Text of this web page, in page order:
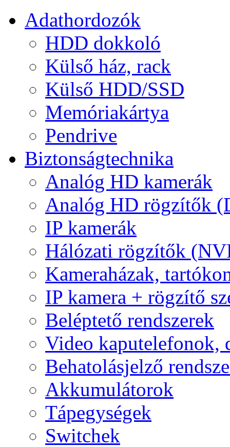
Adathordozók
HDD dokkoló
Külső ház, rack
Külső HDD/SSD
Memóriakártya
Pendrive
Biztonságtechnika
Analóg HD kamerák
Analóg HD rögzítők
IP kamerák
Hálózati rögzítők
Kameraházak,
IP kamera + rögzítő
Beléptető rendszerek
Video kaputelefonok,
Behatolásjelző
Akkumulátorok
Tápegységek
Switchek